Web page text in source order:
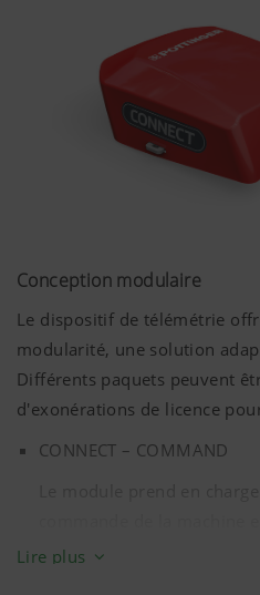
Conception modulaire
Le dispositif de télémétrie
modularité, une solution
Différents paquets peuvent
d'exonérations de licence
CONNECT – COMMAND
ordres à l'outil, comme par
Lire plus